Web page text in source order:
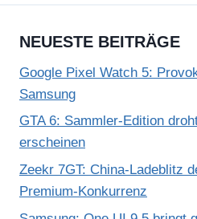
NEUESTE BEITRÄGE
Google Pixel Watch 5:
Samsung
GTA 6: Sammler-Edition
erscheinen
Zeekr 7GT: China-Ladeblitz
Premium-Konkurrenz